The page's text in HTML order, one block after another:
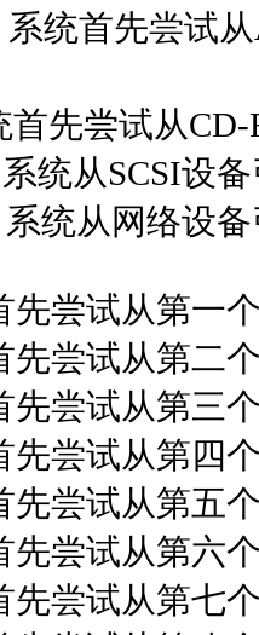
首先尝试从
先尝试从CD-
统从SCSI设备
统从网络设备
尝试从第一个
尝试从第二个
尝试从第三个
尝试从第四个
尝试从第五个
尝试从第六个
尝试从第七个